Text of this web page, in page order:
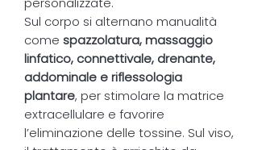
Sul corpo si alternano manualità
come spazzolatura, massaggio
linfatico, connettivale, drenante,
addominale e riflessologia
plantare, per stimolare la matrice
extracellulare e favorire
l’eliminazione delle tossine. Sul viso,